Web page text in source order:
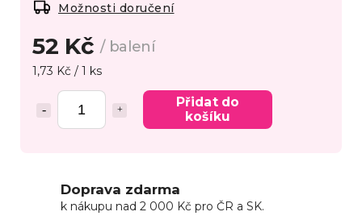
52 Kč/ balení
1,73 Kč / 1 ks
Přidat do
košíku
Možnosti doručení
Doprava zdarma
k nákupu nad 2 000 Kč pro ČR a SK.